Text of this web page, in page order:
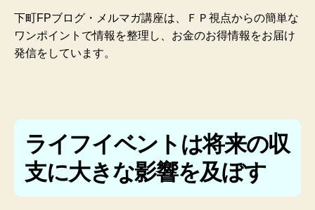
下町FPブログ・メルマガ講座は、ＦＰ視点からの簡単な
ワンポイントで情報を整理し、お金のお得情報をお届け
発信をしています。
ライフイベントは将来の収
支に大きな影響を及ぼす